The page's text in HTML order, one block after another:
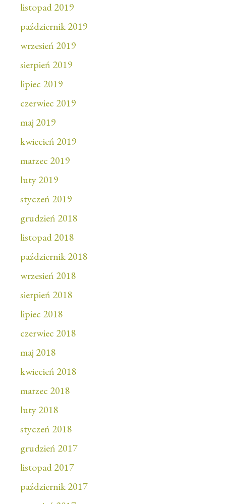
listopad 2019
październik 2019
wrzesień 2019
sierpień 2019
lipiec 2019
czerwiec 2019
maj 2019
kwiecień 2019
marzec 2019
luty 2019
styczeń 2019
grudzień 2018
listopad 2018
październik 2018
wrzesień 2018
sierpień 2018
lipiec 2018
czerwiec 2018
maj 2018
kwiecień 2018
marzec 2018
luty 2018
styczeń 2018
grudzień 2017
listopad 2017
październik 2017